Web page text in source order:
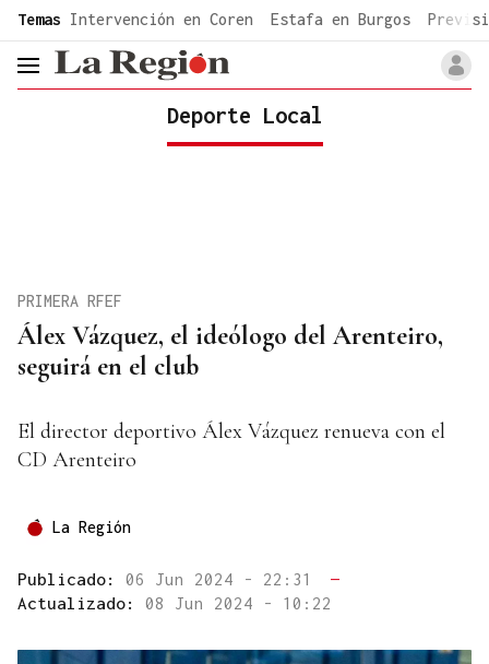
common.go-to-content
Temas Intervención en Coren Estafa en Burgos
header.menu.open
Deporte Local
Álex Vázquez, el ideólogo del Arenteiro,
seguirá en el club
PRIMERA RFEF
El director deportivo Álex Vázquez renueva con el
CD Arenteiro
La Región
Publicado: 06 Jun 2024 - 22:31
—
Actualizado: 08 Jun 2024 - 10:22